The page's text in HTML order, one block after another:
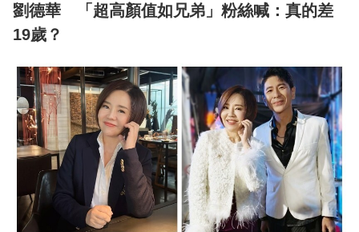
劉德華 「超高顏值如兄弟」粉絲喊：真的差
19歲？